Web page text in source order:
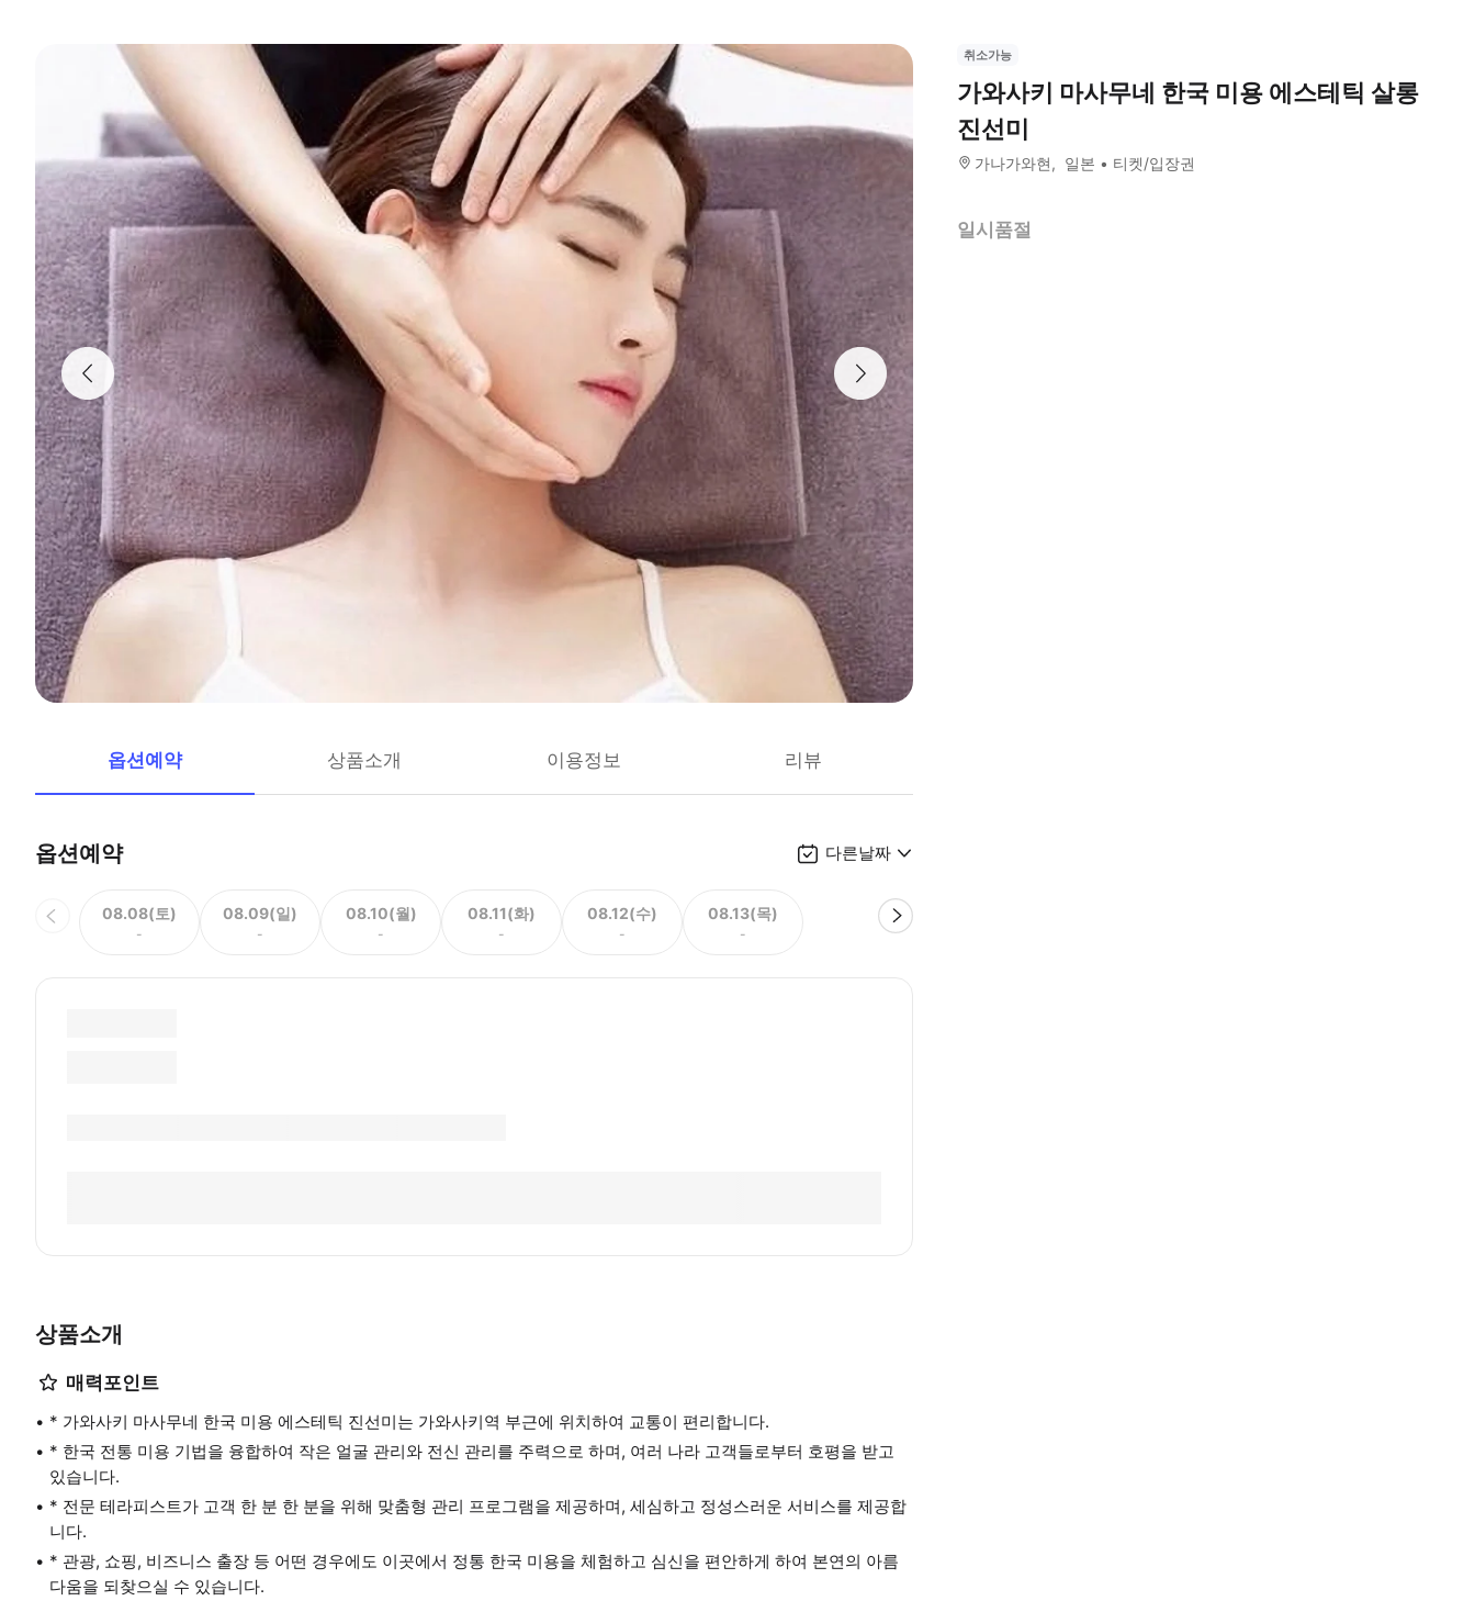
옵션예약 상품소개 이용정보 리뷰
옵션예약 다른날짜
08.08(토)
-
08.09(일)
-
08.10(월)
-
08.11(화)
-
08.12(수)
-
08.13(목)
-
상품소개
매력포인트
* 가와사키 마사무네 한국 미용 에스테틱 진선미는 가와사키역 부근에 위치하여 교통이 편리합니다.
* 한국 전통 미용 기법을 융합하여 작은 얼굴 관리와 전신 관리를 주력으로 하며, 여러 나라 고객들로부터 호평을 받고
있습니다.
* 전문 테라피스트가 고객 한 분 한 분을 위해 맞춤형 관리 프로그램을 제공하며, 세심하고 정성스러운 서비스를 제공합
니다.
* 관광, 쇼핑, 비즈니스 출장 등 어떤 경우에도 이곳에서 정통 한국 미용을 체험하고 심신을 편안하게 하여 본연의 아름
다움을 되찾으실 수 있습니다.
취소가능
가와사키 마사무네 한국 미용 에스테틱 살롱
진선미
가나가와현 일본 티켓/입장권
일시품절